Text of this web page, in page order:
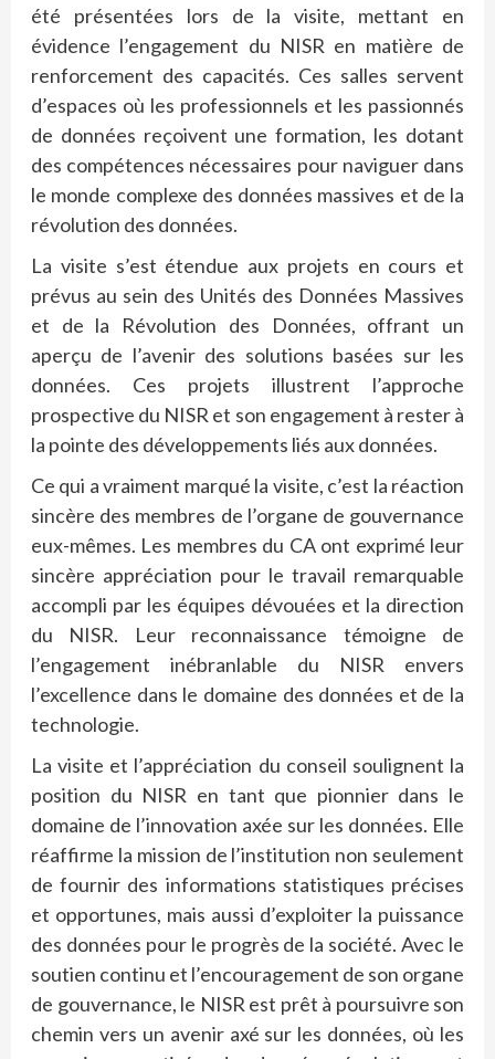
été présentées lors de la visite, mettant en
évidence l’engagement du NISR en matière de
renforcement des capacités. Ces salles servent
d’espaces où les professionnels et les passionnés
de données reçoivent une formation, les dotant
des compétences nécessaires pour naviguer dans
le monde complexe des données massives et de la
révolution des données.
La visite s’est étendue aux projets en cours et
prévus au sein des Unités des Données Massives
et de la Révolution des Données, offrant un
aperçu de l’avenir des solutions basées sur les
données. Ces projets illustrent l’approche
prospective du NISR et son engagement à rester à
la pointe des développements liés aux données.
Ce qui a vraiment marqué la visite, c’est la réaction
sincère des membres de l’organe de gouvernance
eux-mêmes. Les membres du CA ont exprimé leur
sincère appréciation pour le travail remarquable
accompli par les équipes dévouées et la direction
du NISR. Leur reconnaissance témoigne de
l’engagement inébranlable du NISR envers
l’excellence dans le domaine des données et de la
technologie.
La visite et l’appréciation du conseil soulignent la
position du NISR en tant que pionnier dans le
domaine de l’innovation axée sur les données. Elle
réaffirme la mission de l’institution non seulement
de fournir des informations statistiques précises
et opportunes, mais aussi d’exploiter la puissance
des données pour le progrès de la société. Avec le
soutien continu et l’encouragement de son organe
de gouvernance, le NISR est prêt à poursuivre son
chemin vers un avenir axé sur les données, où les